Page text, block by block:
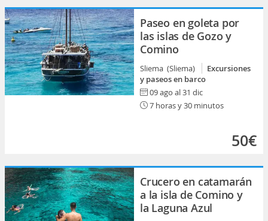
Paseo en goleta por
las islas de Gozo y
Comino
Sliema (Sliema)
Excursiones
y paseos en barco
09 ago al 31 dic
7 horas y 30 minutos
50€
Crucero en catamarán
a la isla de Comino y
la Laguna Azul